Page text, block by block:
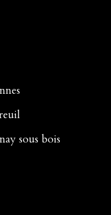
sous bois